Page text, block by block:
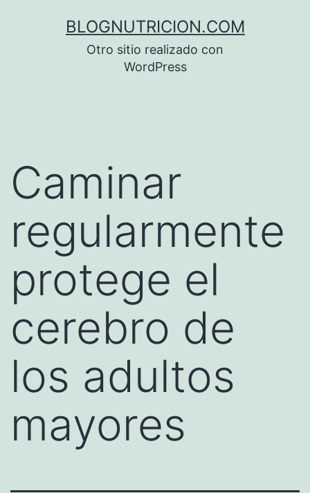
BLOGNUTRICION.COM
Otro sitio realizado con
WordPress
Caminar
regularmente
protege el
cerebro de
los adultos
mayores